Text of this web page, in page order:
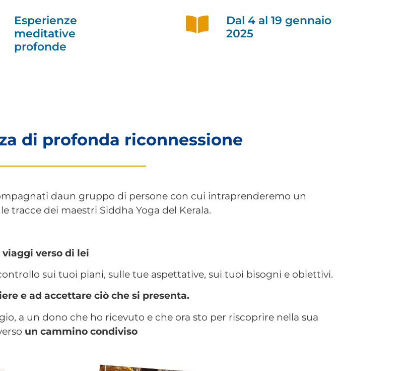
Esperienze
meditative
profonde
Dal 4 al 19 gennaio
2025
di profonda riconnessione
daun gruppo di persone con cui intraprenderemo un
tracce dei maestri Siddha Yoga del Kerala.
verso di lei
sui tuoi piani, sulle tue aspettative, sui tuoi bisogni e obiettivi.
e ad accettare ciò che si presenta.
a un dono che ho ricevuto e che ora sto per riscoprire nella sua
un cammino condiviso